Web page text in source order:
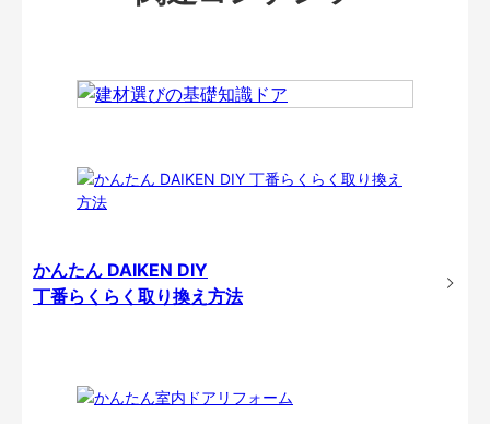
かんたん DAIKEN DIY
丁番らくらく取り換え方法